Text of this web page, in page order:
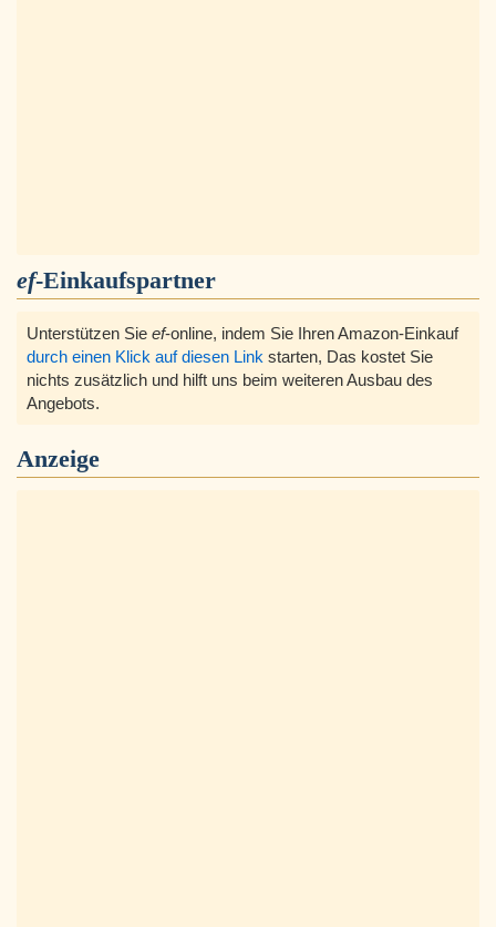
ef-Einkaufspartner
Unterstützen Sie ef-online, indem Sie Ihren Amazon-Einkauf
durch einen Klick auf diesen Link starten, Das kostet Sie
nichts zusätzlich und hilft uns beim weiteren Ausbau des
Angebots.
Anzeige